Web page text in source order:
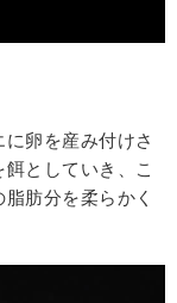
卵を産み付けさ
としていき、こ
肪分を柔らかく